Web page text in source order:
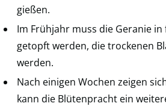
gießen.
Im Frühjahr muss die Geranie in
getopft werden, die trockenen
werden.
Nach einigen Wochen zeigen
kann die Blütenpracht ein